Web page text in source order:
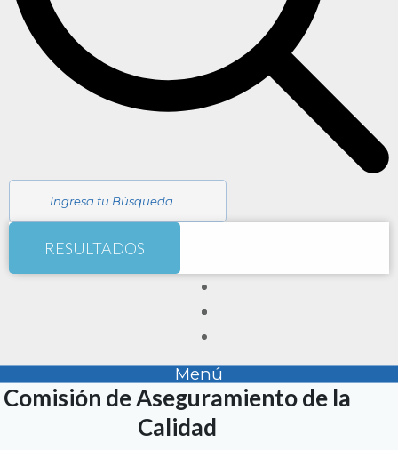
RESULTADOS
Menú
Comisión de Aseguramiento de la
Calidad